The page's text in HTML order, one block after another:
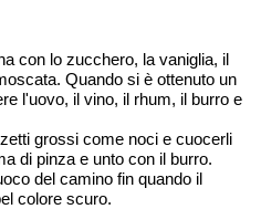
con lo zucchero, la vaniglia, il
Quando si è ottenuto un
l'uovo, il vino, il rhum, il burro e
grossi come noci e cuocerli
di pinza e unto con il burro.
del camino fin quando il
colore scuro.